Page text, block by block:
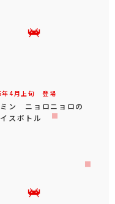
4 月 上旬 登場
ン ニョロニョロの
スボトル